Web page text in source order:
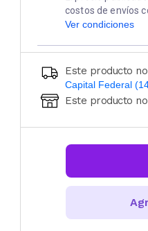
costos de envíos
Ver condiciones
Este producto
Capital Federal
Ingresá código
Este producto